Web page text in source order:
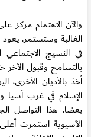
والآن الاهتمام مركز
الغالبة وستستمر. يعود
في النسيج
بالتسامح وقبول
أخذ بالأديان
الإسلام في غرب
بعضا. هذا التواصل